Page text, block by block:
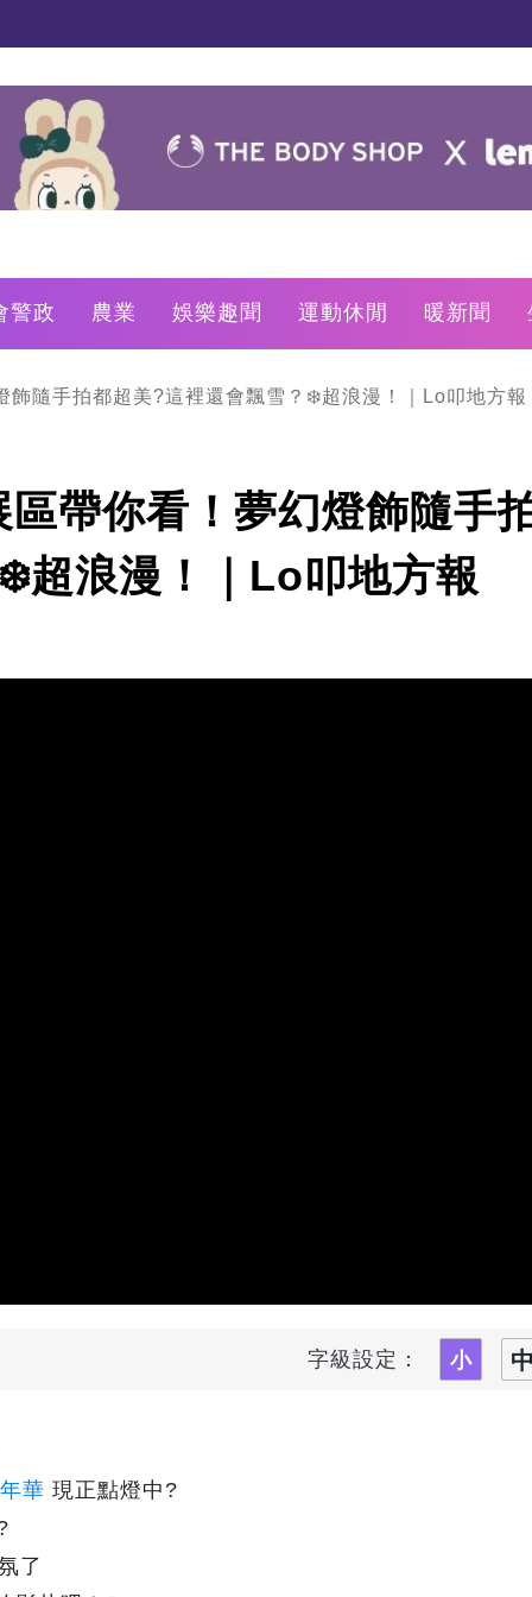
警政 農業 娛樂趣聞 運動休閒 暖新聞
飾隨手拍都超美?這裡還會飄雪？❄️超浪漫！｜Lo叩地方報
帶你看！夢幻燈飾隨手
超浪漫！｜Lo叩地方報
字級設定：
華 現正點燈中?
了